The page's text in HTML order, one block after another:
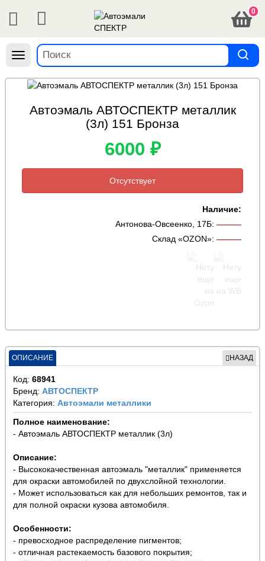
0
Навигация
Автоэмаль АВТОСПЕКТР металлик
(3л) 151 Бронза
6000 ₽
Отсутствует
Наличие:
Антонова-Овсеенко, 17Б: ———
Склад «OZON»: ———
ОПИСАНИЕ НАЗАД
Код: 68941
Бренд: АВТОСПЕКТР
Категория: Автоэмали металлики
Полное наименование:
- Автоэмаль АВТОСПЕКТР металлик (3л)
Описание:
- Высококачественная автоэмаль "металлик" применяется
для окраски автомобилей по двухслойной технологии.
- Может использоваться как для небольших ремонтов, так и
для полной окраски кузова автомобиля.
Особенности:
- превосходное распределение пигментов;
- отличная растекаемость базового покрытия;